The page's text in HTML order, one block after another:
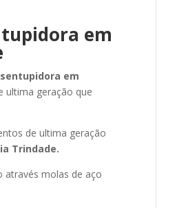
em
em
ultima geração que
de ultima geração
Trindade.
através molas de aço